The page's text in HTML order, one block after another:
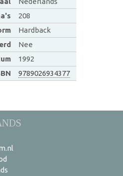
208
Hardback
Nee
1992
9789026934377